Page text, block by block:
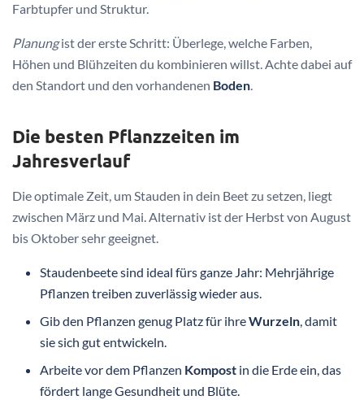
Farbtupfer und Struktur.
Planungist der erste Schritt: Überlege, welche Farben,
Höhen und Blühzeiten du kombinieren willst. Achte dabei auf
den Standort und den vorhandenen Boden.
Die besten Pflanzzeiten im
Jahresverlauf
Die optimale Zeit, um Stauden in dein Beet zu setzen, liegt
zwischen März und Mai. Alternativ ist der Herbst von August
bis Oktober sehr geeignet.
Staudenbeete sind ideal fürs ganze Jahr: Mehrjährige
Pflanzen treiben zuverlässig wieder aus.
Gib den Pflanzen genug Platz für ihreWurzeln, damit
sie sich gut entwickeln.
Arbeite vor dem Pflanzen Kompost in die Erde ein, das
fördert lange Gesundheit und Blüte.